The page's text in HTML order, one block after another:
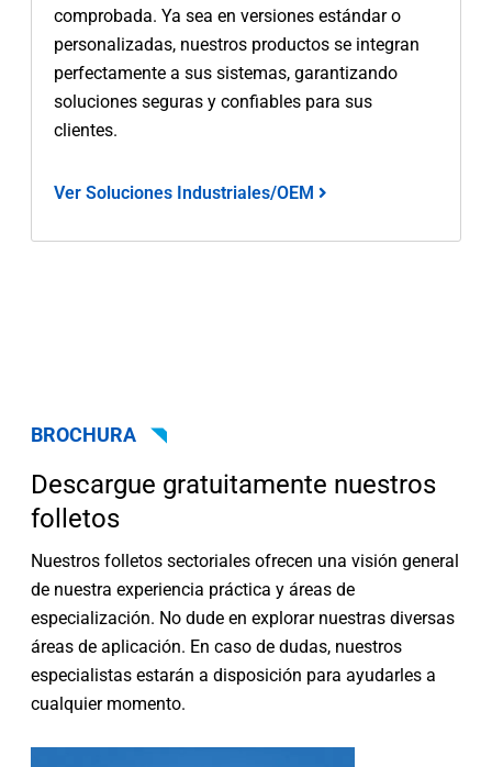
comprobada. Ya sea en versiones estándar o
personalizadas, nuestros productos se integran
perfectamente a sus sistemas, garantizando
soluciones seguras y confiables para sus
clientes.
Ver Soluciones Industriales/OEM
BROCHURA
Descargue gratuitamente nuestros
folletos
Nuestros folletos sectoriales ofrecen una visión general
de nuestra experiencia práctica y áreas de
especialización. No dude en explorar nuestras diversas
áreas de aplicación. En caso de dudas, nuestros
especialistas estarán a disposición para ayudarles a
cualquier momento.